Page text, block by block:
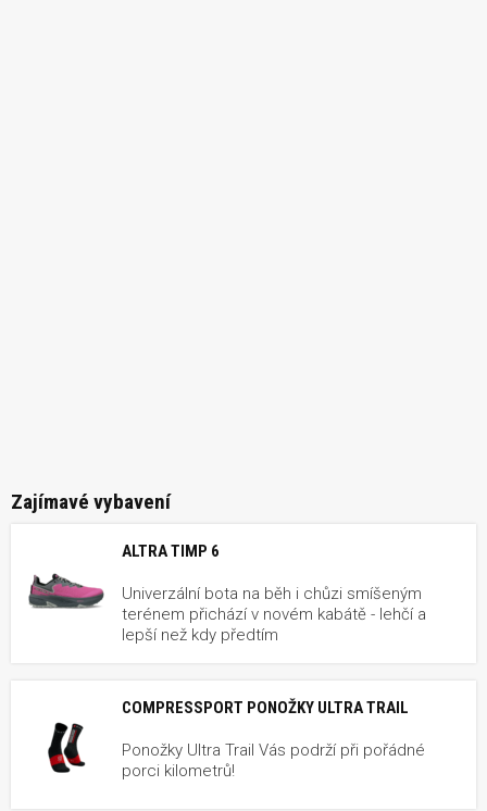
Zajímavé vybavení
ALTRA TIMP 6
Univerzální bota na běh i chůzi smíšeným
terénem přichází v novém kabátě - lehčí a
lepší než kdy předtím
COMPRESSPORT PONOŽKY ULTRA TRAIL
Ponožky Ultra Trail Vás podrží při pořádné
porci kilometrů!